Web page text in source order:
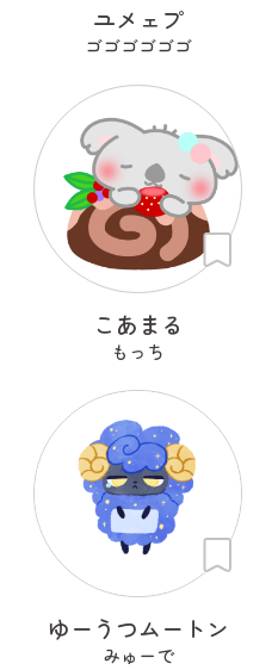
ユメェプ
ゴゴゴゴゴゴ
こあまる
もっち
ゆーうつムートン
みゅーで